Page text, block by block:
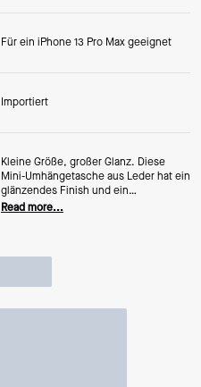
Für ein iPhone 13 Pro Max geeignet
Importiert
Kleine Größe, großer Glanz. Diese
Mini-Umhängetasche aus Leder hat ein
glänzendes Finish und ein
wandelbares Design, das so flexibel ist
Read more...